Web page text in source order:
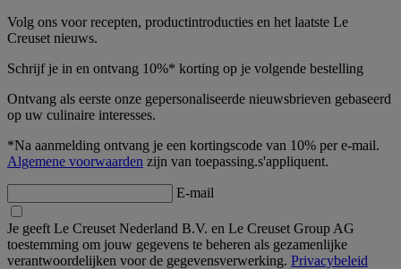
Volg ons voor recepten, productintroducties en het laatste Le
Creuset nieuws.
Schrijf je in en ontvang 10%* korting op je volgende bestelling
Ontvang als eerste onze gepersonaliseerde nieuwsbrieven gebaseerd
op uw culinaire interesses.
*Na aanmelding ontvang je een kortingscode van 10% per e-mail.
Algemene voorwaarden zijn van toepassing.s'appliquent.
E-mail
Je geeft Le Creuset Nederland B.V. en Le Creuset Group AG
toestemming om jouw gegevens te beheren als gezamenlijke
verantwoordelijken voor de gegevensverwerking. Privacybeleid